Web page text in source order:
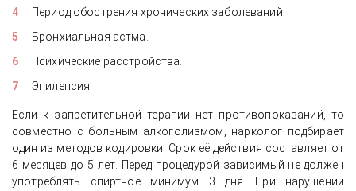
Период обострения хронических заболеваний.
Бронхиальная астма.
Психические расстройства.
Эпилепсия.
Если к запретительной терапии нет противопоказаний, то
совместно с больным алкоголизмом, нарколог подбирает
один из методов кодировки. Срок её действия составляет от
6 месяцев до 5 лет. Перед процедурой зависимый не должен
употреблять спиртное минимум 3 дня. При нарушении